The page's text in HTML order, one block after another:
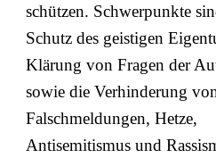
schützen. Schwerpunkte
Schutz des geistigen
Klärung von Fragen der
sowie die Verhinderung
Falschmeldungen, Hetze,
Antisemitismus und